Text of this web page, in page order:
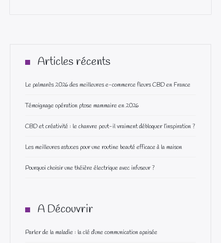
Articles récents
Le palmarès 2026 des meilleures e-commerce fleurs CBD en France
Témoignage opération ptose mammaire en 2026
CBD et créativité : le chanvre peut-il vraiment débloquer l’inspiration ?
Les meilleures astuces pour une routine beauté efficace à la maison
Pourquoi choisir une théière électrique avec infuseur ?
A Découvrir
Parler de la maladie : la clé d’une communication apaisée